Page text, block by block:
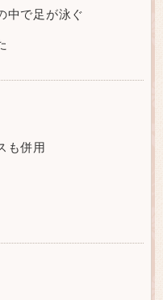
中で足が泳ぐ
も併用